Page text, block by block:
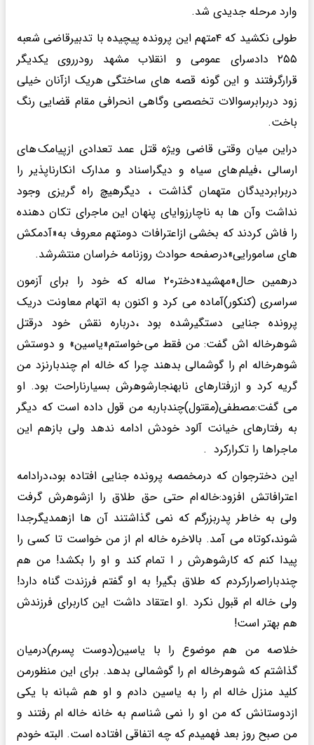
وارد مرحله جدیدی شد.
طولی نکشید که ۴متهم این پرونده پیچیده با تدبیرقاضی شعبه
۲۵۵ دادسرای عمومی و انقلاب مشهد رودرروی یکدیگر
قرارگرفتند و این گونه قصه های ساختگی هریک ازآنان خیلی
زود دربرابرسوالات تخصصی وگاهی انحرافی مقام قضایی رنگ
باخت.
دراین میان وقتی قاضی ویژه قتل عمد تعدادی ازپیامک های
ارسالی ،فیلم های سیاه و دیگراسناد و مدارک انکارناپذیر را
دربرابردیدگان متهمان گذاشت ، دیگرهیچ راه گریزی وجود
نداشت وآن ها به ناچارزوایای پنهان این ماجرای تکان دهنده
را فاش کردند که بخشی ازاعترافات دومتهم معروف به«آدمکش
های سامورایی»درصفحه حوادث روزنامه خراسان منتشرشد.
درهمین حال«مهشید»دختر۲۰ ساله که خود را برای آزمون
سراسری (کنکور)آماده می کرد و اکنون به اتهام معاونت دریک
پرونده جنایی دستگیرشده بود ،درباره نقش خود درقتل
شوهرخاله اش گفت: من فقط می خواستم«یاسین» و دوستش
شوهرخاله ام را گوشمالی بدهند چرا که خاله ام چندبارنزد من
گریه کرد و ازرفتارهای نابهنجارشوهرش بسیارناراحت بود. او
می گفت:مصطفی(مقتول)چندباربه من قول داده است که دیگر
به رفتارهای خیانت آلود خودش ادامه ندهد ولی بازهم این
ماجراها را تکرارکرد .
این دخترجوان که درمخمصه پرونده جنایی افتاده بود،درادامه
اعترافاتش افزود:خاله ام حتی حق طلاق را ازشوهرش گرفت
ولی به خاطر پدربزرگم که نمی گذاشتند آن ها ازهمدیگرجدا
شوند،کوتاه می آمد. بالاخره خاله ام از من خواست تا کسی را
پیدا کنم که کارشوهرش ر ا تمام کند و او را بکشد! من هم
چندباراصرارکردم که طلاق بگیر! به او گفتم فرزندت گناه دارد!
ولی خاله ام قبول نکرد .او اعتقاد داشت این کاربرای فرزندش
هم بهتر است!
خلاصه من هم موضوع را با یاسین(دوست پسرم)درمیان
گذاشتم که شوهرخاله ام را گوشمالی بدهد. برای این منظورمن
کلید منزل خاله ام را به یاسین دادم و او هم شبانه با یکی
ازدوستانش که من او را نمی شناسم به خانه خاله ام رفتند و
من صبح روز بعد فهمیدم که چه اتفاقی افتاده است. البته خودم